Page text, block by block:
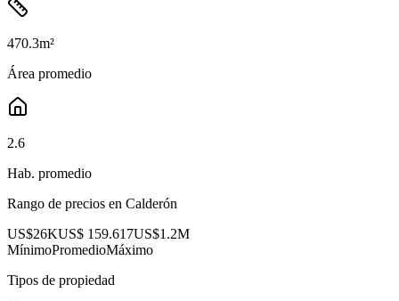
470.3m²
Área promedio
2.6
Hab. promedio
Rango de precios en Calderón
US$26KUS$ 159.617US$1.2M
MínimoPromedioMáximo
Tipos de propiedad